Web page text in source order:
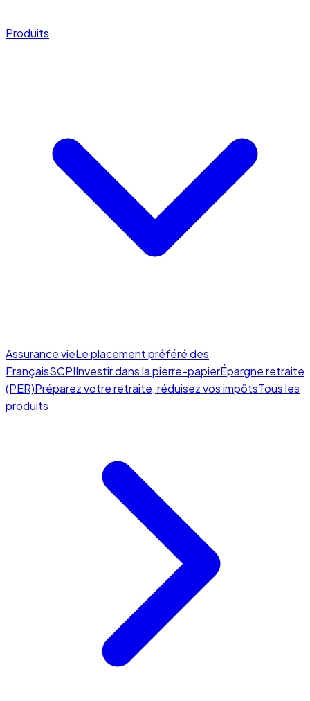
Produits
Assurance vieLe placement préféré des
FrançaisSCPIInvestir dans la pierre-papierÉpargne retraite
(PER)Préparez votre retraite, réduisez vos impôtsTous les
produits